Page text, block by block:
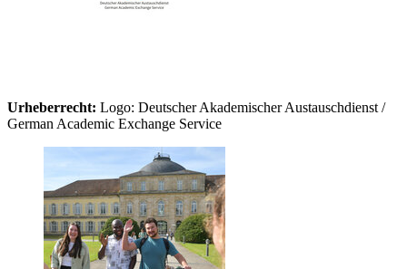
Urheberrecht: Logo: Deutscher Akademischer Austauschdienst /
German Academic Exchange Service